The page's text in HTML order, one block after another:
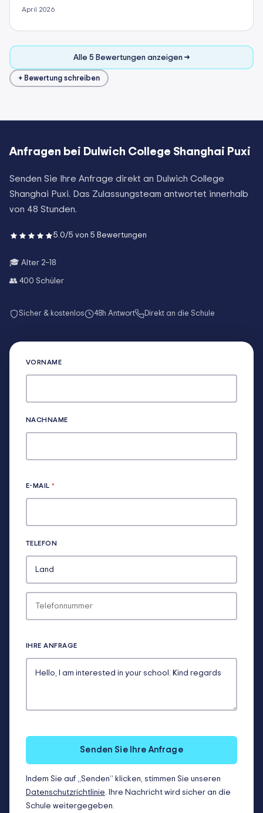
April 2026
Alle 5 Bewertungen anzeigen →
+ Bewertung schreiben
Anfragen bei Dulwich College Shanghai Puxi
Senden Sie Ihre Anfrage direkt an Dulwich College
Shanghai Puxi. Das Zulassungsteam antwortet innerhalb
von 48 Stunden.
5.0/5 von 5 Bewertungen
🎓 Alter 2–18
👥 400 Schüler
Sicher & kostenlos 48h Antwort Direkt an die Schule
VORNAME
NACHNAME
E-MAIL*
TELEFON
IHRE ANFRAGE
Senden Sie Ihre Anfrage
Indem Sie auf „Senden“ klicken, stimmen Sie unseren
Datenschutzrichtlinie. Ihre Nachricht wird sicher an die
Schule weitergegeben.